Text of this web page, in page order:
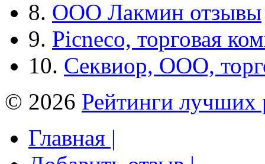
8. ООО Лакмин отзывы
9. Picneco, торговая
10. Секвиор, ООО,
© 2026 Рейтинги лучших
Главная |